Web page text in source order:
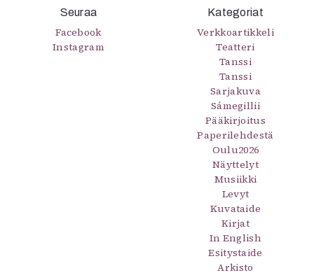
Seuraa
Facebook
Instagram
Kategoriat
Verkkoartikkeli
Teatteri
Tanssi
Tanssi
Sarjakuva
Sámegillii
Pääkirjoitus
Paperilehdestä
Oulu2026
Näyttelyt
Musiikki
Levyt
Kuvataide
Kirjat
In English
Esitystaide
Arkisto